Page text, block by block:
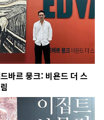
바르 뭉크: 비욘드 더 스